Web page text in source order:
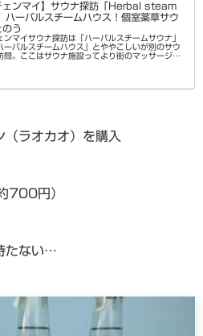
ェンマイ】サウナ探訪「Herbal steam
ーバルスチームハウス！個室薬草サウ
のう
ンマイサウナ探訪は「ハーバルスチームサウナ」
ーバルスチームハウス」とややこしいが別のサウ
問。ここはサウナ施設ってより街のマッサージ屋
カル感たっぷり...
ラオカオ）を購入
700円）
たない…